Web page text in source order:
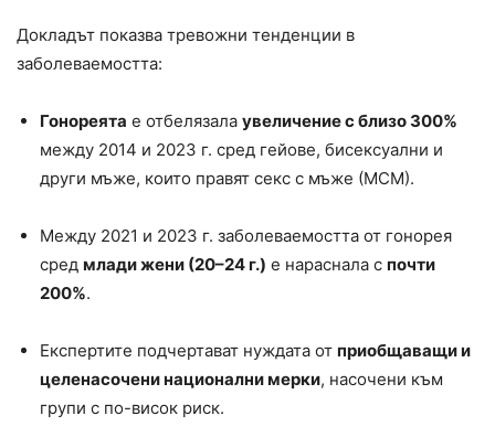
Докладът показва тревожни тенденции в
заболеваемостта:
Гонореята е отбелязала увеличение с близо 300%
между 2014 и 2023 г. сред гейове, бисексуални и
други мъже, които правят секс с мъже (МСМ).
Между 2021 и 2023 г. заболеваемостта от гонорея
сред млади жени (20–24 г.) е нараснала с почти
200%.
Експертите подчертават нуждата от приобщаващи и
целенасочени национални мерки, насочени към
групи с по-висок риск.